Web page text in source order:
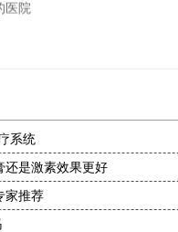
块怎么治
系统
还是激素效果更好
家推荐